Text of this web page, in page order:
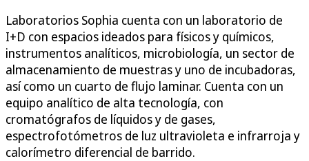
Laboratorios Sophia cuenta con un laboratorio de
I+D con espacios ideados para físicos y químicos,
instrumentos analíticos, microbiología, un sector de
almacenamiento de muestras y uno de incubadoras,
así como un cuarto de flujo laminar. Cuenta con un
equipo analítico de alta tecnología, con
cromatógrafos de líquidos y de gases,
espectrofotómetros de luz ultravioleta e infrarroja y
calorímetro diferencial de barrido.